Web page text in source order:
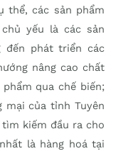
thể, các sản phẩm
yếu là các sản
đến phát triển các
nâng cao chất
qua chế biến;
mại của tỉnh Tuyên
tìm kiếm đầu ra cho
là hàng hoá tại